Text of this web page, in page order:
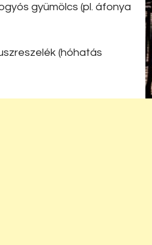
gyümölcs (pl. áfonya
(hóhatás